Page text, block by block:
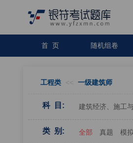
首 页 随机组卷
工程类 << 一级建筑师
科 目: 建筑经济、施工
类 别: 全部 真题 模